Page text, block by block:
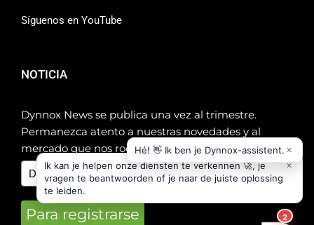
Síguenos en YouTube
NOTICIA
Dynnox News se publica una vez al trimestre.
Permanezca atento a nuestras novedades y al
mercado que nos rodea.
Para registrarse